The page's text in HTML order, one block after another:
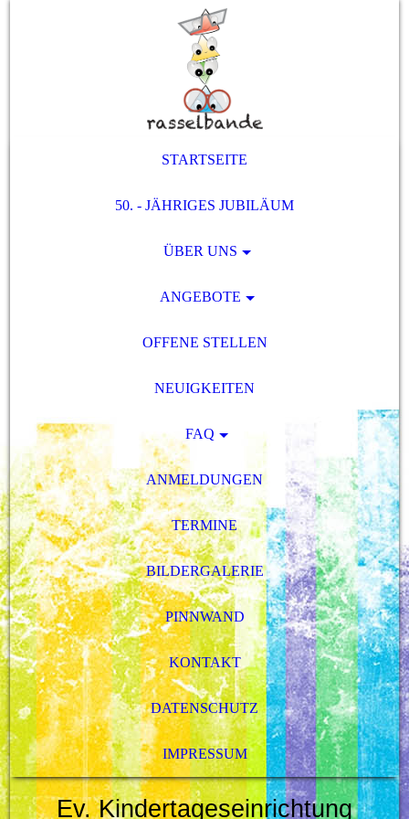
STARTSEITE
50. - JÄHRIGES JUBILÄUM
ÜBER UNS
ANGEBOTE
OFFENE STELLEN
NEUIGKEITEN
FAQ
ANMELDUNGEN
TERMINE
BILDERGALERIE
PINNWAND
KONTAKT
DATENSCHUTZ
IMPRESSUM
Ev. Kindertageseinrichtung